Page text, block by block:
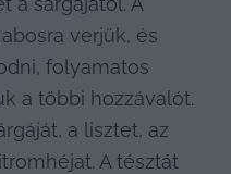
verjük, és
folyamatos
a többi hozzávalót.
a lisztet, az
A tésztát